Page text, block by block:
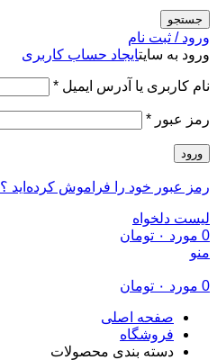
جستجو
ورود / ثبت نام
ورود به سایتایجاد حساب کاربری
نام کاربری یا آدرس ایمیل *الزامی
رمز عبور *الزامی
ورود
رمز عبور خود را فراموش کرده‌اید ؟
لیست دلخواه
0 مورد ۰ تومان
منو
0 مورد ۰ تومان
صفحه اصلی
فروشگاه
دسته بندی محصولات